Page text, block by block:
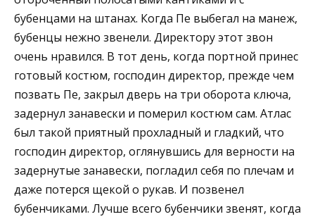
бубенцами на штанах. Когда Пе выбегал на манеж,
бубенцы нежно звенели. Директору этот звон
очень нравился. В тот день, когда портной принес
готовый костюм, господин директор, прежде чем
позвать Пе, закрыл дверь на три оборота ключа,
задернул занавески и померил костюм сам. Атлас
был такой приятный прохладный и гладкий, что
господин директор, оглянувшись для верности на
задернутые занавески, погладил себя по плечам и
даже потерся щекой о рукав. И позвенел
бубенчиками. Лучше всего бубенчики звенят, когда